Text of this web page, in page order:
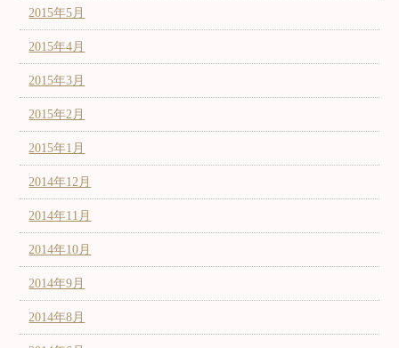
2015年5月
2015年4月
2015年3月
2015年2月
2015年1月
2014年12月
2014年11月
2014年10月
2014年9月
2014年8月